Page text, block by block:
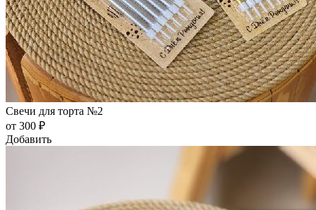
Свечи для торта №2
от 300 ₽
Добавить